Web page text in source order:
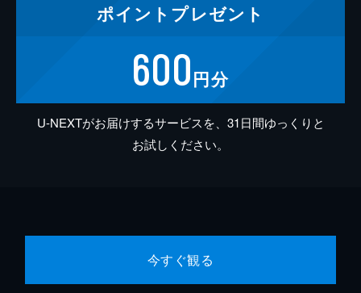
ポイント プレゼント
600円分
U-NEXTがお届けするサービスを、31日間ゆっくりと
お試しください。
今すぐ観る